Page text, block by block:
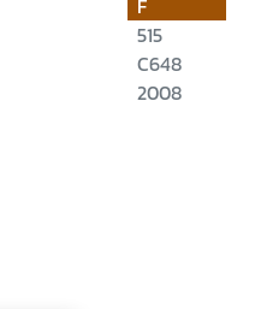
F
515
C648
2008